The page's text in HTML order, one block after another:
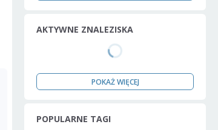
AKTYWNE ZNALEZISKA
POKAŻ WIĘCEJ
POPULARNE TAGI